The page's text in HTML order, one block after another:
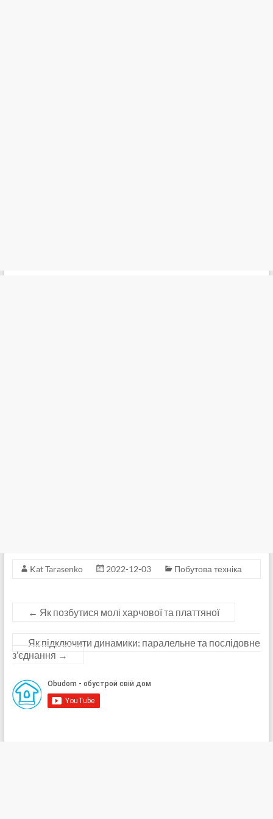
Kat Tarasenko 2022-12-03 Побутова техніка
← Як позбутися молі харчової та платтяної
Як підключити динамики: паралельне та послідовне
з’єднання →